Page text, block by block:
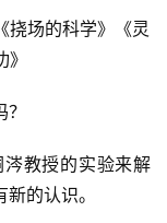
教授的实验来解
的认识。